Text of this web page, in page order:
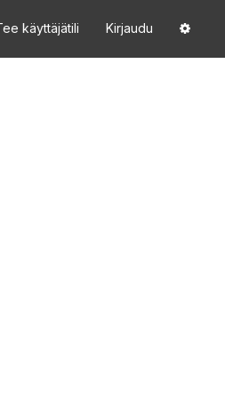
käyttäjätili Kirjaudu